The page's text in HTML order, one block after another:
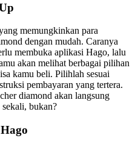
memungkinkan para
dengan mudah. Caranya
membuka aplikasi Hago, lalu
akan melihat berbagai pilihan
kamu beli. Pilihlah sesuai
pembayaran yang tertera.
diamond akan langsung
bukan?